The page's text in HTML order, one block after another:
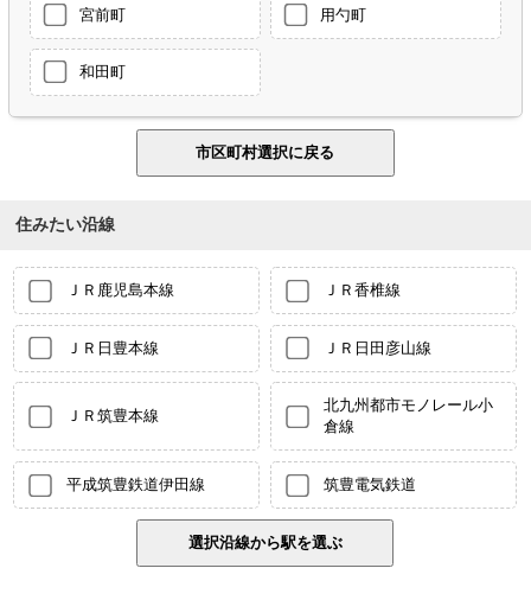
宮前町 用勺町
和田町
住みたい沿線
ＪＲ鹿児島本線 ＪＲ香椎線
ＪＲ日豊本線 ＪＲ日田彦山線
ＪＲ筑豊本線
北九州都市モノレール小
倉線
平成筑豊鉄道伊田線 筑豊電気鉄道